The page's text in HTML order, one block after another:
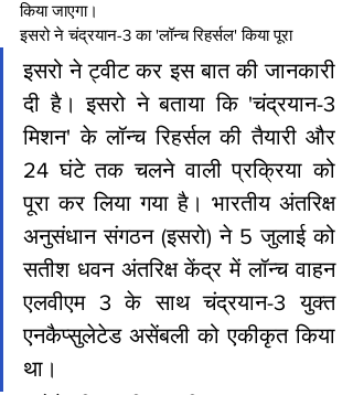
किया जाएगा।
इसरो ने चंद्रयान-3 का 'लॉन्च रिहर्सल' किया पूरा
इसरो ने ट्वीट कर इस बात की जानकारी
दी है। इसरो ने बताया कि 'चंद्रयान-3
मिशन' के लॉन्च रिहर्सल की तैयारी और
24 घंटे तक चलने वाली प्रक्रिया को
पूरा कर लिया गया है। भारतीय अंतरिक्ष
अनुसंधान संगठन (इसरो) ने 5 जुलाई को
सतीश धवन अंतरिक्ष केंद्र में लॉन्च वाहन
एलवीएम 3 के साथ चंद्रयान-3 युक्त
एनकैप्सुलेटेड असेंबली को एकीकृत किया
था।